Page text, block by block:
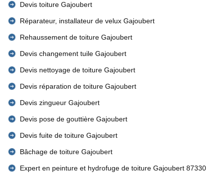
Devis toiture Gajoubert
Réparateur, installateur de velux Gajoubert
Rehaussement de toiture Gajoubert
Devis changement tuile Gajoubert
Devis nettoyage de toiture Gajoubert
Devis réparation de toiture Gajoubert
Devis zingueur Gajoubert
Devis pose de gouttière Gajoubert
Devis fuite de toiture Gajoubert
Bâchage de toiture Gajoubert
Expert en peinture et hydrofuge de toiture Gajoubert 87330